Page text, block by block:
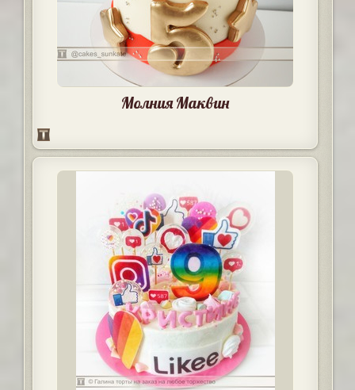
Молния Маквин